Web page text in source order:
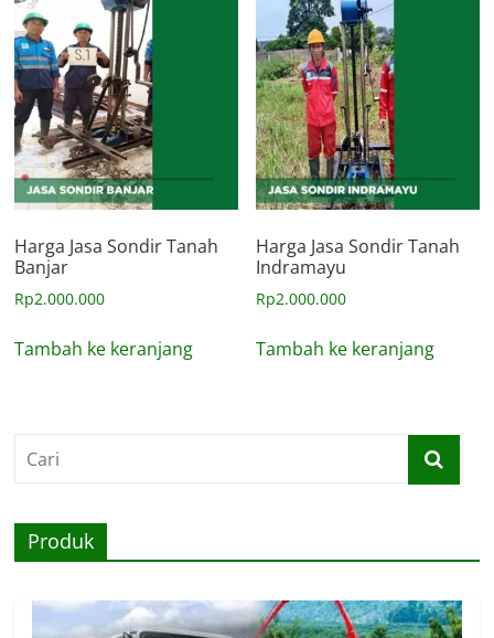
Harga Jasa Sondir Tanah
Banjar
Rp2.000.000
Tambah ke keranjang
Harga Jasa Sondir Tanah
Indramayu
Rp2.000.000
Tambah ke keranjang
Produk